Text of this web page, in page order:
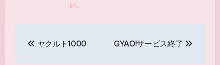
い。
稿
ヤクルト1000 GYAO!サービス終了